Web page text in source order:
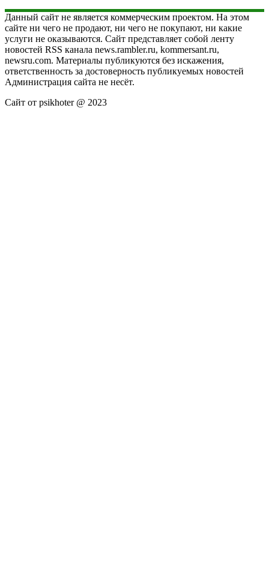
Данный сайт не является коммерческим проектом. На этом
сайте ни чего не продают, ни чего не покупают, ни какие
услуги не оказываются. Сайт представляет собой ленту
новостей RSS канала news.rambler.ru, kommersant.ru,
newsru.com. Материалы публикуются без искажения,
ответственность за достоверность публикуемых новостей
Администрация сайта не несёт.
Сайт от psikhoter @ 2023